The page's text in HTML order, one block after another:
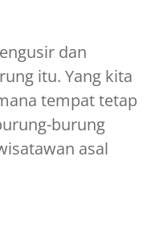
dan
itu. Yang kita
tempat tetap
burung
asal